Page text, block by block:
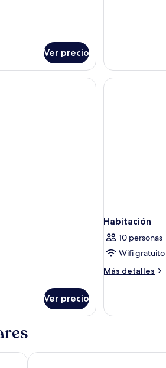
Ver precio
Ver precio
Habitación
10 personas
Wifi gratuito
Más detalles
Más
Cretan Dream Resort and Spa